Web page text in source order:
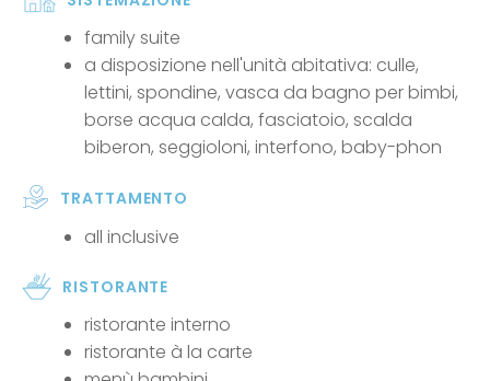
family suite
a disposizione nell'unità abitativa: culle,
lettini, spondine, vasca da bagno per bimbi,
borse acqua calda, fasciatoio, scalda
biberon, seggioloni, interfono, baby-phon
TRATTAMENTO
all inclusive
RISTORANTE
ristorante interno
ristorante à la carte